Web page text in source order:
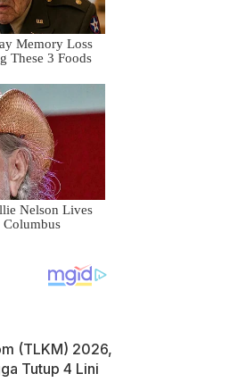
(TLKM) 2026,
Tutup 4 Lini